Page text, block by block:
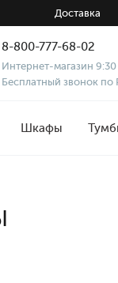
Доставка
8-800-777-68-02
Интернет-магазин
Бесплатный звонок по
Шкафы